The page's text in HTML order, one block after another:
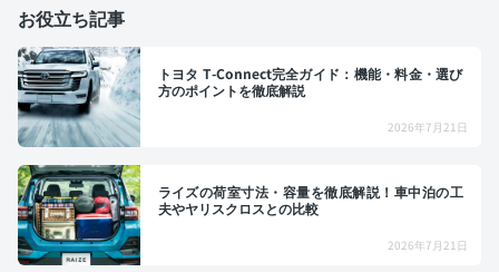
お役立ち記事
トヨタ T-Connect完全ガイド：機能・料金・選び
方のポイントを徹底解説
2026年7月21日
ライズの荷室寸法・容量を徹底解説！車中泊の工
夫やヤリスクロスとの比較
2026年7月21日